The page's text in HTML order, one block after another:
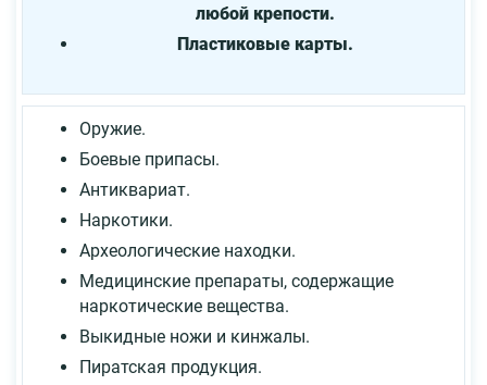
любой крепости.
Пластиковые карты.
Оружие.
Боевые припасы.
Антиквариат.
Наркотики.
Археологические находки.
Медицинские препараты, содержащие
наркотические вещества.
Выкидные ножи и кинжалы.
Пиратская продукция.